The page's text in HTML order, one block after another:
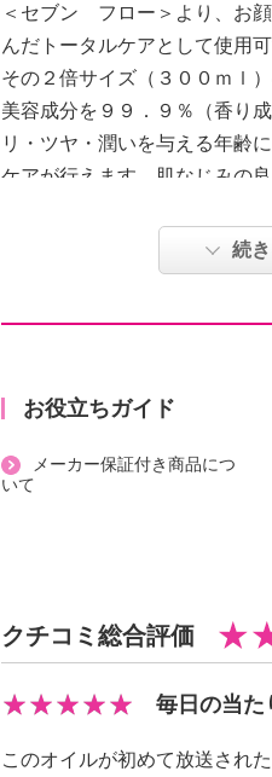
＜セブン フロー＞より、お
んだトータルケアとして使用
その２倍サイズ（３００ｍｌ）
美容成分を９９．９％（香り
リ・ツヤ・潤いを与える年齢
ケアが行えます。肌なじみの
ラ（クロレラエキス）、潤い
キ根エキス）とフローラサン
＜配合／無配合表示＞
色素不使用、紫外線吸収剤不使
・日本製
・セブン フロー ハーブ
【内容】
続
お役立ちガイド
メーカー保証付き商品につ
いて
クチコミ総合評価
毎日の当た
このオイルが初めて放送され